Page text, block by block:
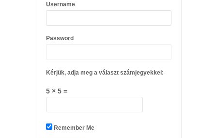
Username
Password
Kérjük, adja meg a választ számjegyekkel:
5 × 5 =
Remember Me